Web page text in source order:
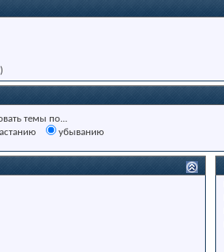
темы по...
убыванию